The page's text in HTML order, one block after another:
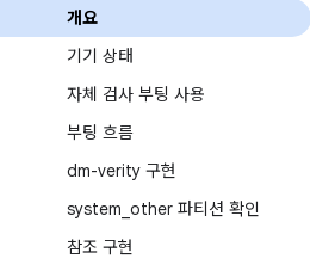
개요
기기 상태
자체 검사 부팅 사용
부팅 흐름
dm-verity 구현
system other 파티션 확인
참조 구현